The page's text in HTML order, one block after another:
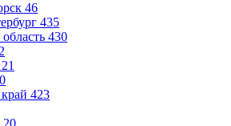
46
435
430
423
20